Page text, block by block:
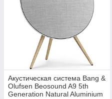
Акустическая система Bang &
Olufsen Beosound A9 5th
Generation Natural Aluminium